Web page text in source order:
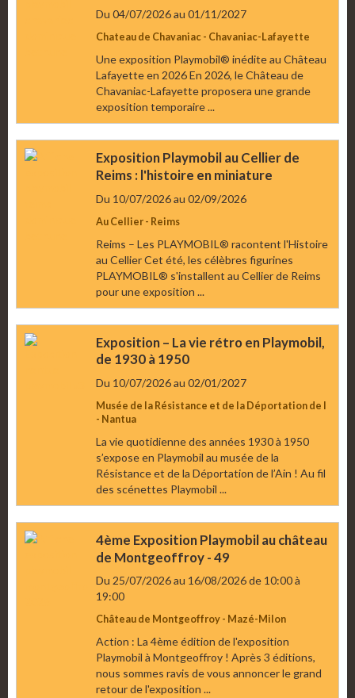
Du 04/07/2026au 01/11/2027
Chateau de Chavaniac - Chavaniac-Lafayette
Une exposition Playmobil® inédite au Château
Lafayette en 2026 En 2026, le Château de
Chavaniac-Lafayette proposera une grande
exposition temporaire ...
Exposition Playmobil au Cellier de
Reims : l'histoire en miniature
Du 10/07/2026au 02/09/2026
Au Cellier - Reims
Reims – Les PLAYMOBIL® racontent l'Histoire
au Cellier Cet été, les célèbres figurines
PLAYMOBIL® s'installent au Cellier de Reims
pour une exposition ...
Exposition – La vie rétro en Playmobil,
de 1930 à 1950
Du 10/07/2026au 02/01/2027
Musée de la Résistance et de la Déportation de l
- Nantua
La vie quotidienne des années 1930 à 1950
s’expose en Playmobil au musée de la
Résistance et de la Déportation de l’Ain ! Au fil
des scénettes Playmobil ...
4ème Exposition Playmobil au château
de Montgeoffroy - 49
Du 25/07/2026au 16/08/2026de 10:00à
19:00
Château de Montgeoffroy - Mazé-Milon
Action : La 4ème édition de l'exposition
Playmobil à Montgeoffroy ! Après 3 éditions,
nous sommes ravis de vous annoncer le grand
retour de l'exposition ...